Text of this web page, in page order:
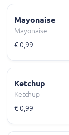
Mayonaise
Mayonaise
€ 0,99
Ketchup
Ketchup
€ 0,99